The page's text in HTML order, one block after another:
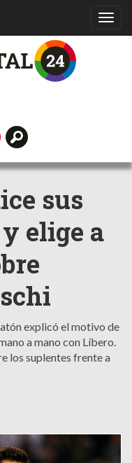
sus
elige a
explicó el motivo de
a mano con Líbero.
los suplentes frente a